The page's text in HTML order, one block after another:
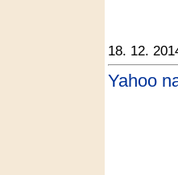
18. 12.
Yahoo